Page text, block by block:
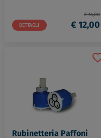
DETTAGLI
€ 14,00
€ 12,00
Rubinetteria Paffoni